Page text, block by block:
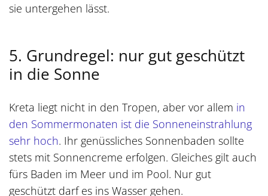
sie untergehen lässt.
5. Grundregel: nur gut geschützt
in die Sonne
Kreta liegt nicht in den Tropen, aber vor allem in
den Sommermonaten ist die Sonneneinstrahlung
sehr hoch. Ihr genüssliches Sonnenbaden sollte
stets mit Sonnencreme erfolgen. Gleiches gilt auch
fürs Baden im Meer und im Pool. Nur gut
geschützt darf es ins Wasser gehen.